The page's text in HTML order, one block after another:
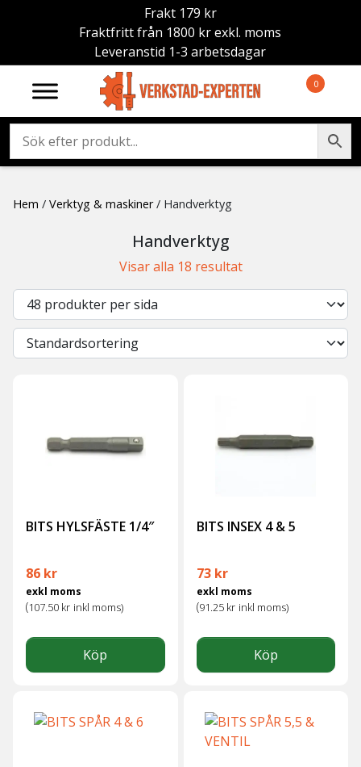
Frakt 179 kr
Fraktfritt från 1800 kr exkl. moms
Leveranstid 1-3 arbetsdagar
0
Hem / Verktyg & maskiner/ Handverktyg
Handverktyg
Visar alla 18 resultat
BITS HYLSFÄSTE 1/4″
86 kr
exkl moms
(107.50 kr inkl moms)
Köp
BITS INSEX 4 & 5
73 kr
exkl moms
(91.25 kr inkl moms)
Köp